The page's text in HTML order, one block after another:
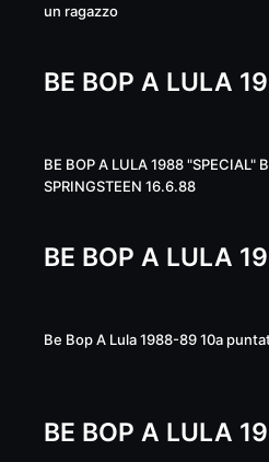
un ragazzo
BE BOP A LULA
BE BOP A LULA 1988 "SPECIAL" BRUCE
SPRINGSTEEN 16.6.88
BE BOP A LULA
Be Bop A Lula 1988-89 10a
BE BOP A LULA